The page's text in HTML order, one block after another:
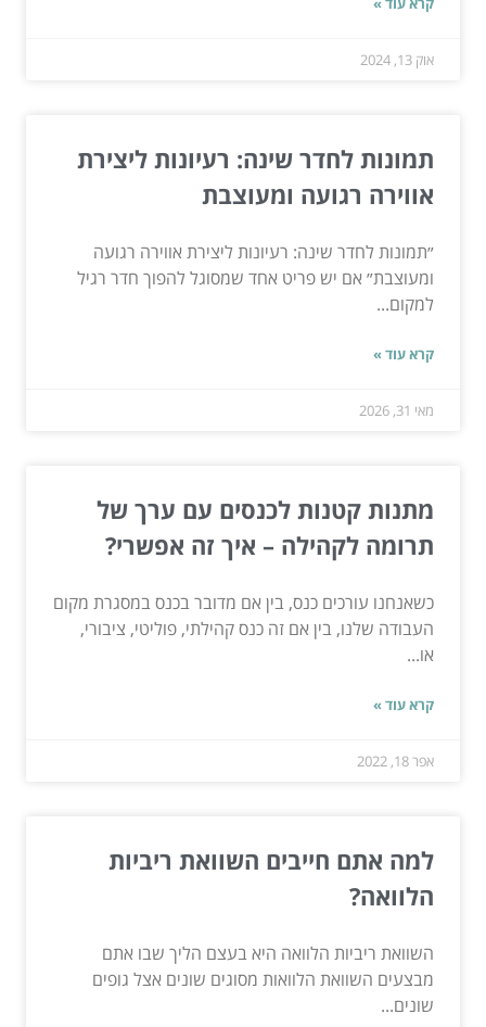
אוק 13, 2024
תמונות לחדר שינה: רעיונות ליצירת
אווירה רגועה ומעוצבת
״תמונות לחדר שינה: רעיונות ליצירת אווירה רגועה
ומעוצבת״ אם יש פריט אחד שמסוגל להפוך חדר רגיל
למקום...
קרא עוד »
מאי 31, 2026
מתנות קטנות לכנסים עם ערך של
תרומה לקהילה – איך זה אפשרי?
כשאנחנו עורכים כנס, בין אם מדובר בכנס במסגרת מקום
העבודה שלנו, בין אם זה כנס קהילתי, פוליטי, ציבורי,
או...
קרא עוד »
אפר 18, 2022
למה אתם חייבים השוואת ריביות
הלוואה?
השוואת ריביות הלוואה היא בעצם הליך שבו אתם
מבצעים השוואת הלוואות מסוגים שונים אצל גופים
שונים...